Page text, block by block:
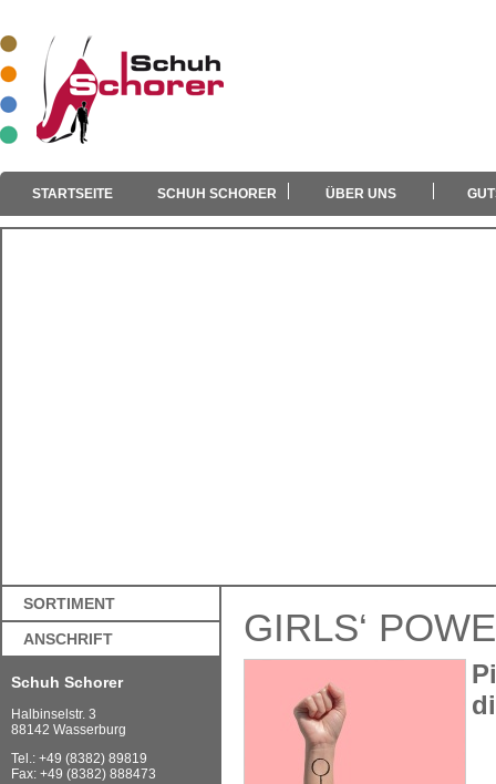
STARTSEITE SCHUH SCHORER ÜBER UNS
SORTIMENT
ANSCHRIFT
Schuh Schorer
Halbinselstr. 3
88142 Wasserburg
Tel.: +49 (8382) 89819
Fax: +49 (8382) 888473
GIRLS‘